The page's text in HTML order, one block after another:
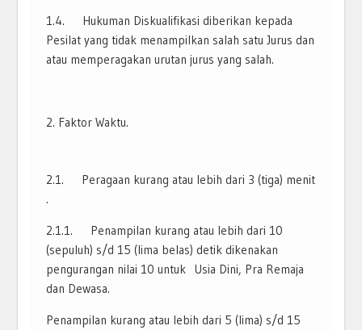
1.4. Hukuman Diskualifikasi diberikan kepada
Pesilat yang tidak menampilkan salah satu Jurus dan
atau memperagakan urutan jurus yang salah.
Faktor Waktu.
2.1. Peragaan kurang atau lebih dari 3 (tiga) menit
.
2.1.1. Penampilan kurang atau lebih dari 10
(sepuluh) s/d 15 (lima belas) detik dikenakan
pengurangan nilai 10 untuk Usia Dini, Pra Remaja
dan Dewasa.
Penampilan kurang atau lebih dari 5 (lima) s/d 15